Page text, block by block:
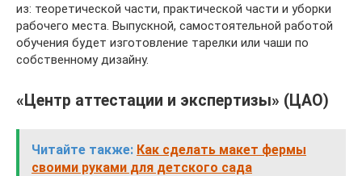
из: теоретической части, практической части и уборки
рабочего места. Выпускной, самостоятельной работой
обучения будет изготовление тарелки или чаши по
собственному дизайну.
«Центр аттестации и экспертизы» (ЦАО)
Читайте также: Как сделать макет фермы
своими руками для детского сада